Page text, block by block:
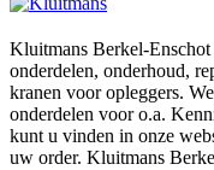
Kluitmans Berkel-
onderdelen, onderhoud,
kranen voor opleggers.
onderdelen voor o.a.
kunt u vinden in onze
uw order. Kluitmans